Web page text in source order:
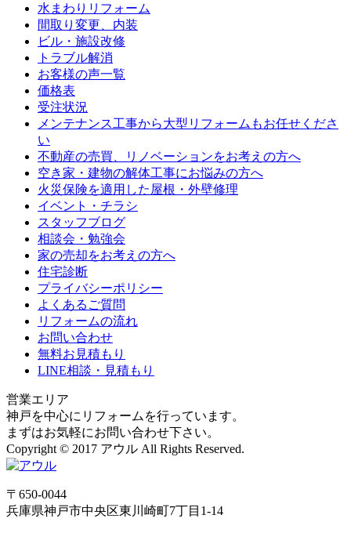
水まわりリフォーム
間取り変更、内装
ビル・施設改修
トラブル解消
お客様の声一覧
価格表
受注状況
メンテナンス工事から大型リフォームもお任せくださ
い
不動産の売買、リノベーションをお考えの方へ
空き家・建物の解体工事にお悩みの方へ
火災保険を適用した屋根・外壁修理
イベント・チラシ
スタッフブログ
相談会・勉強会
家の売却をお考えの方へ
住宅診断
プライバシーポリシー
よくあるご質問
リフォームの流れ
お問い合わせ
無料お見積もり
LINE相談・見積もり
営業エリア
神戸を中心にリフォームを行っています。
まずはお気軽にお問い合わせ下さい。
Copyright © 2017 アウル All Rights Reserved.
〒650-0044
兵庫県神戸市中央区東川崎町7丁目1-14